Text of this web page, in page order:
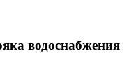
водоснабжения